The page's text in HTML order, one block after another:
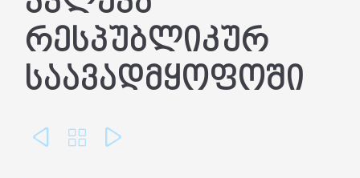
ᲠᲔᲡᲞᲣᲑᲚᲘᲙᲣᲠ
ᲡᲐᲐᲕᲐᲓᲛᲧᲝᲤᲝᲨᲘ
  